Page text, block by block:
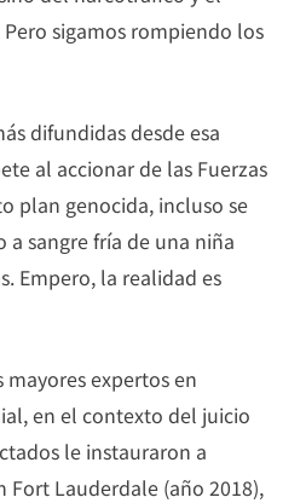
sigamos rompiendo los
difundidas desde esa
al accionar de las Fuerzas
plan genocida, incluso se
a sangre fría de una niña
Empero, la realidad es
mayores expertos en
en el contexto del juicio
le instauraron a
Fort Lauderdale (año 2018),